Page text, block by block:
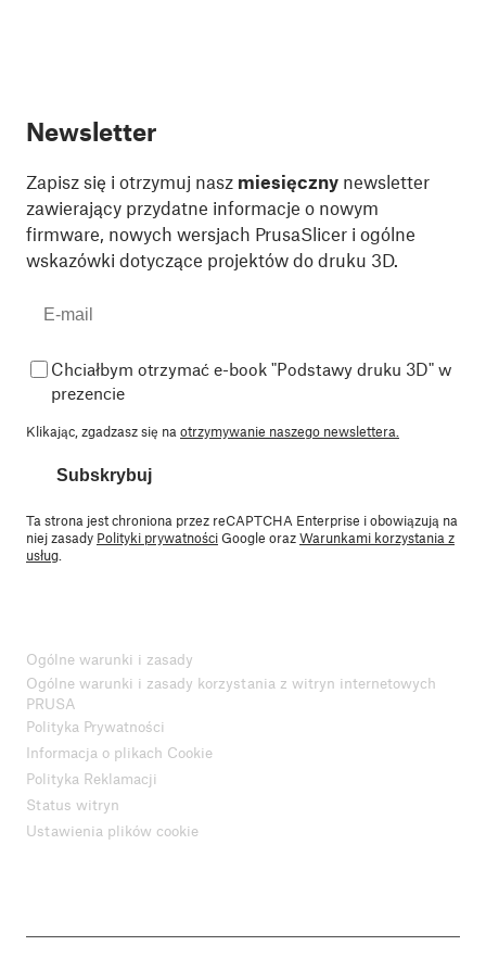
Newsletter
Zapisz się i otrzymuj nasz miesięczny newsletter
zawierający przydatne informacje o nowym
firmware, nowych wersjach PrusaSlicer i ogólne
wskazówki dotyczące projektów do druku 3D.
Chciałbym otrzymać e-book "Podstawy druku 3D" w
prezencie
Klikając, zgadzasz się na otrzymywanie naszego newslettera.
Subskrybuj
Ta strona jest chroniona przez reCAPTCHA Enterprise i obowiązują na
niej zasady Polityki prywatnościGoogle orazWarunkami korzystania z
usług
Ogólne warunki i zasady
Ogólne warunki i zasady korzystania z witryn internetowych
PRUSA
Polityka Prywatności
Informacja o plikach Cookie
Polityka Reklamacji
Status witryn
Ustawienia plików cookie